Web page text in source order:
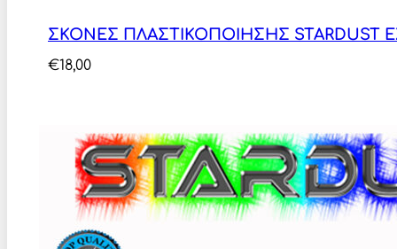
ΣΚΟΝΕΣ ΠΛΑΣΤΙΚΟΠΟΙΗΣΗΣ STARDUST
€18,00